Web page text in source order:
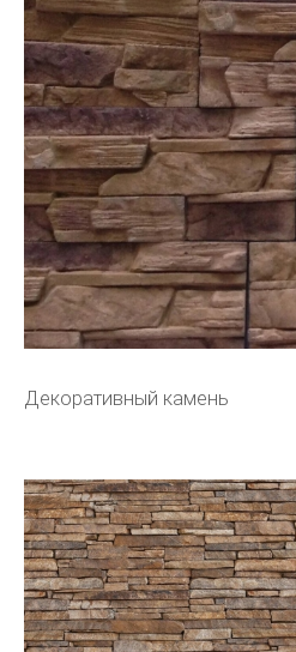
Декоративный камень